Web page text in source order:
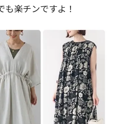
も楽チンですよ！